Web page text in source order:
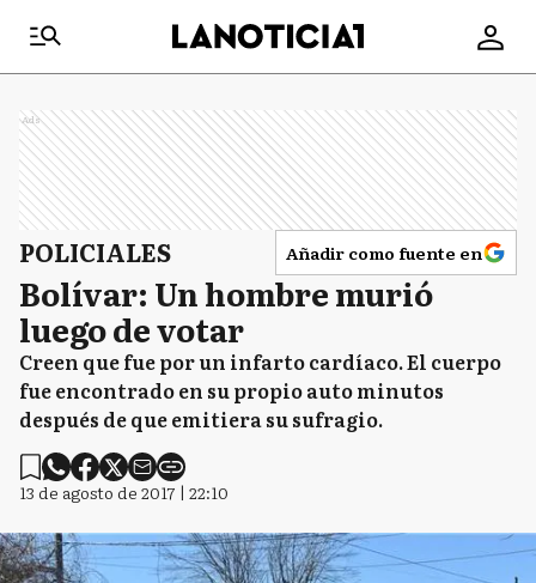
Ads
POLICIALES Añadir como fuente en
Bolívar: Un hombre murió
luego de votar
Creen que fue por un infarto cardíaco. El cuerpo
fue encontrado en su propio auto minutos
después de que emitiera su sufragio.
13 de agosto de 2017 | 22:10